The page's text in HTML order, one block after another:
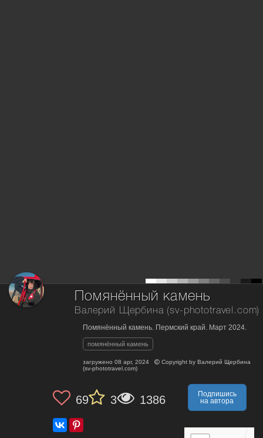
Помянённый камень
Валерий Щербина (sv-phototravel.com)
Помянённый камень. Пермский край. Март 2024.
помянённый камень
загружено 08 apr, 2024 Copyright by Валерий Щербина
(sv-phototravel.com)
69 3 1386
Подпишись
на автора